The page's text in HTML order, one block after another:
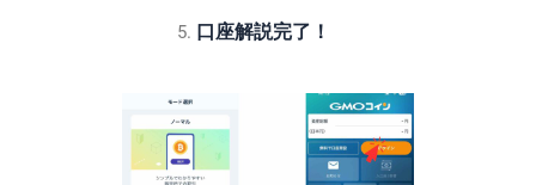
口座解説完了！